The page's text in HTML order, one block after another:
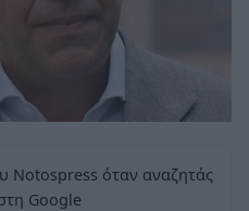
Notospress όταν αναζητάς
Google